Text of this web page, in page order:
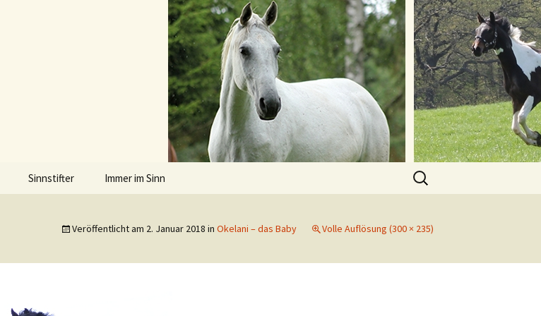
Sinnstifter Immer im Sinn
Suchen
nach:
Veröffentlicht am 2. Januar 2018 in Okelani – das Baby Volle Auflösung (300 × 235)